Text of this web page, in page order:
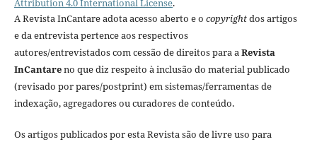
Attribution 4.0 International License.
A Revista InCantare adota acesso aberto e o copyrightdos artigos
e da entrevista pertence aos respectivos
autores/entrevistados com cessão de direitos para aRevista
InCantareno que diz respeito à inclusão do material publicado
(revisado por pares/postprint) em sistemas/ferramentas de
indexação, agregadores ou curadores de conteúdo.
Os artigos publicados por esta Revista são de livre uso para